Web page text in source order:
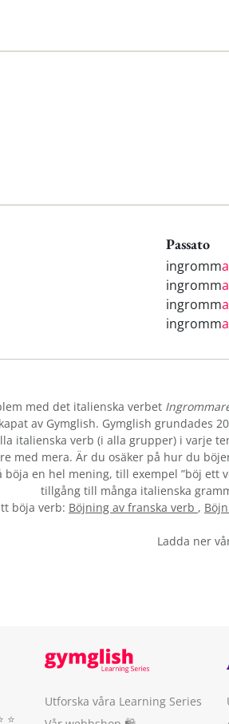
Passato
ingromm
ingromm
ingromm
ingromm
med det italienska verbet
av Gymglish. Gymglish grundades
italienska verb (i alla grupper) i varje
med mera. Är du osäker på hur du
böja en hel mening, till exempel ”böj
tillgång till många italienska
böja verb: Böjning av franska verb ,
Ladda ner
⭐️
Utforska våra Learning Series